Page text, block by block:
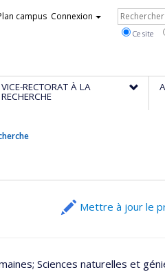
campus Connexion
Ce site
VICE-RECTORAT À LA
RECHERCHE
Mettre à jour le
; Sciences naturelles et